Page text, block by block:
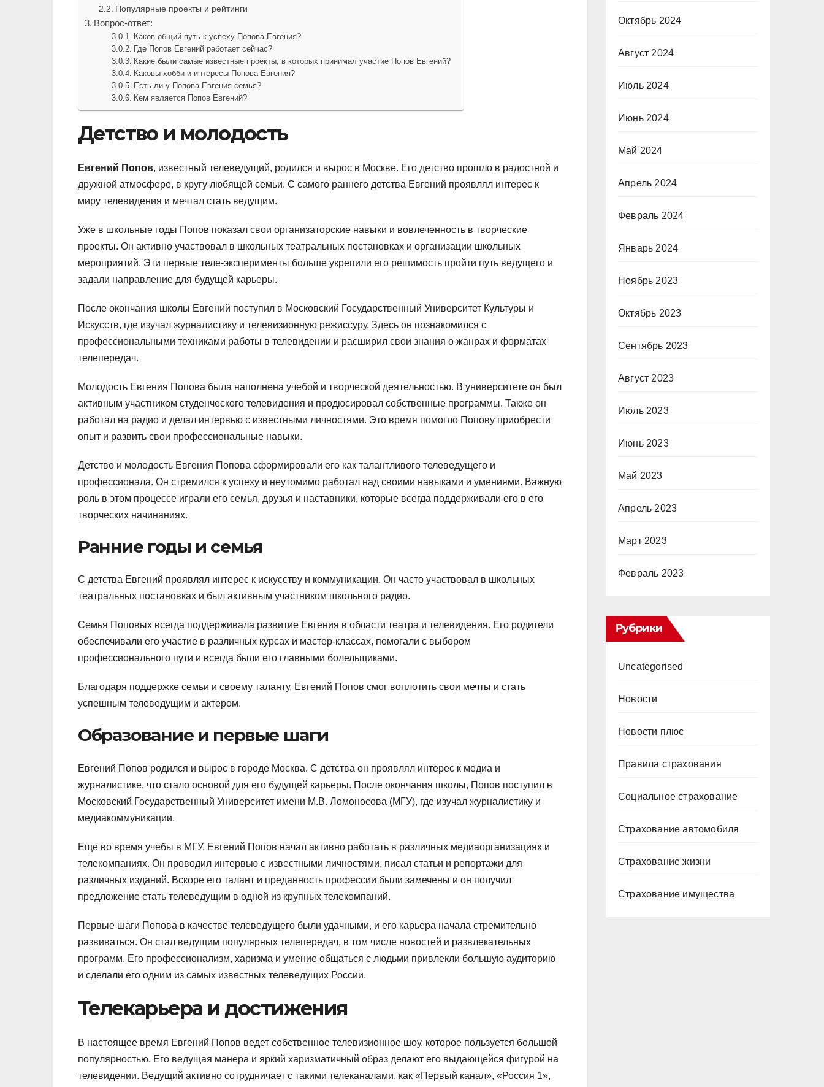
Популярные проекты и рейтинги
Вопрос-ответ:
Каков общий путь к успеху Попова Евгения?
Где Попов Евгений работает сейчас?
Какие были самые известные проекты, в которых принимал участие Попов Евгений?
Каковы хобби и интересы Попова Евгения?
Есть ли у Попова Евгения семья?
Кем является Попов Евгений?
Детство и молодость
Евгений Попов, известный телеведущий, родился и вырос в Москве. Его детство прошло в радостной и
дружной атмосфере, в кругу любящей семьи. С самого раннего детства Евгений проявлял интерес к
миру телевидения и мечтал стать ведущим.
Уже в школьные годы Попов показал свои организаторские навыки и вовлеченность в творческие
проекты. Он активно участвовал в школьных театральных постановках и организации школьных
мероприятий. Эти первые теле-эксперименты больше укрепили его решимость пройти путь ведущего и
задали направление для будущей карьеры.
После окончания школы Евгений поступил в Московский Государственный Университет Культуры и
Искусств, где изучал журналистику и телевизионную режиссуру. Здесь он познакомился с
профессиональными техниками работы в телевидении и расширил свои знания о жанрах и форматах
телепередач.
Молодость Евгения Попова была наполнена учебой и творческой деятельностью. В университете он был
активным участником студенческого телевидения и продюсировал собственные программы. Также он
работал на радио и делал интервью с известными личностями. Это время помогло Попову приобрести
опыт и развить свои профессиональные навыки.
Детство и молодость Евгения Попова сформировали его как талантливого телеведущего и
профессионала. Он стремился к успеху и неутомимо работал над своими навыками и умениями. Важную
роль в этом процессе играли его семья, друзья и наставники, которые всегда поддерживали его в его
творческих начинаниях.
Ранние годы и семья
С детства Евгений проявлял интерес к искусству и коммуникации. Он часто участвовал в школьных
театральных постановках и был активным участником школьного радио.
Семья Поповых всегда поддерживала развитие Евгения в области театра и телевидения. Его родители
обеспечивали его участие в различных курсах и мастер-классах, помогали с выбором
профессионального пути и всегда были его главными болельщиками.
Благодаря поддержке семьи и своему таланту, Евгений Попов смог воплотить свои мечты и стать
успешным телеведущим и актером.
Образование и первые шаги
Евгений Попов родился и вырос в городе Москва. С детства он проявлял интерес к медиа и
журналистике, что стало основой для его будущей карьеры. После окончания школы, Попов поступил в
Московский Государственный Университет имени М.В. Ломоносова (МГУ), где изучал журналистику и
медиакоммуникации.
Еще во время учебы в МГУ, Евгений Попов начал активно работать в различных медиаорганизациях и
телекомпаниях. Он проводил интервью с известными личностями, писал статьи и репортажи для
различных изданий. Вскоре его талант и преданность профессии были замечены и он получил
предложение стать телеведущим в одной из крупных телекомпаний.
Первые шаги Попова в качестве телеведущего были удачными, и его карьера начала стремительно
развиваться. Он стал ведущим популярных телепередач, в том числе новостей и развлекательных
программ. Его профессионализм, харизма и умение общаться с людьми привлекли большую аудиторию
и сделали его одним из самых известных телеведущих России.
Телекарьера и достижения
В настоящее время Евгений Попов ведет собственное телевизионное шоу, которое пользуется большой
популярностью. Его ведущая манера и яркий харизматичный образ делают его выдающейся фигурой на
телевидении. Ведущий активно сотрудничает с такими телеканалами, как «Первый канал», «Россия 1»,
Октябрь 2024
Август 2024
Июль 2024
Июнь 2024
Май 2024
Апрель 2024
Февраль 2024
Январь 2024
Ноябрь 2023
Октябрь 2023
Сентябрь 2023
Август 2023
Июль 2023
Июнь 2023
Май 2023
Апрель 2023
Март 2023
Февраль 2023
Рубрики
Uncategorised
Новости
Новости плюс
Правила страхования
Социальное страхование
Страхование автомобиля
Страхование жизни
Страхование имущества